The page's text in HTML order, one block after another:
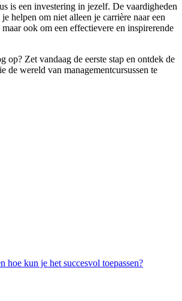
is een investering in jezelf. De vaardigheden
helpen om niet alleen je carrière naar een
ook om een effectievere en inspirerende
op? Zet vandaag de eerste stap en ontdek de
de wereld van managementcursussen te
hoe kun je het succesvol toepassen?